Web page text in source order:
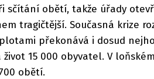
sčítání obětí, takže úřady
tragičtější. Současná krize
překonává i dosud
15 000 obyvatel. V
obětí.